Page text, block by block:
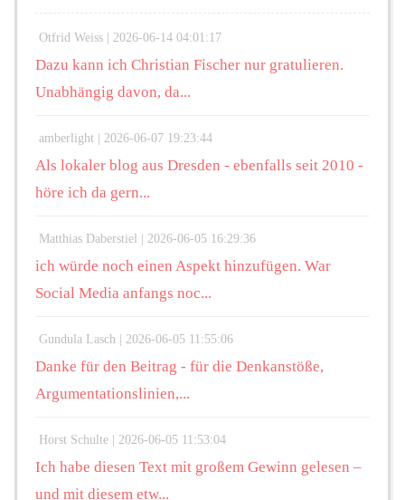
Otfrid Weiss | 2026-06-14 04:01:17
Dazu kann ich Christian Fischer nur gratulieren.
Unabhängig davon, da...
amberlight | 2026-06-07 19:23:44
Als lokaler blog aus Dresden - ebenfalls seit 2010 -
höre ich da gern...
Matthias Daberstiel | 2026-06-05 16:29:36
ich würde noch einen Aspekt hinzufügen. War
Social Media anfangs noc...
Gundula Lasch | 2026-06-05 11:55:06
Danke für den Beitrag - für die Denkanstöße,
Argumentationslinien,...
Horst Schulte | 2026-06-05 11:53:04
Ich habe diesen Text mit großem Gewinn gelesen –
und mit diesem etw...